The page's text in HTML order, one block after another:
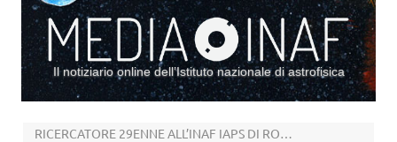
Il notiziario online dell’Istituto nazionale di astrofisica
RICERCATORE 29ENNE ALL’INAF IAPS DI ROMA